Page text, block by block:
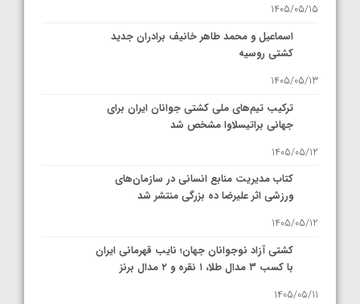
1405/05/15
اسماعیل و محمد طاهر خانیف برادران جدید
کشتی روسیه
1405/05/13
ترکیب تیم‌های ملی کشتی جوانان ایران برای
جهانی براتیسلاوا مشخص شد
1405/05/12
کتاب مدیریت منابع انسانی در سازمان‌های
ورزشی اثر علیرضا ده بزرگی منتشر شد
1405/05/12
کشتی آزاد نوجوانان جهان؛ نایب قهرمانی ایران
با کسب ۳ مدال طلا، ۱ نقره و ۲ مدال برنز
1405/05/11